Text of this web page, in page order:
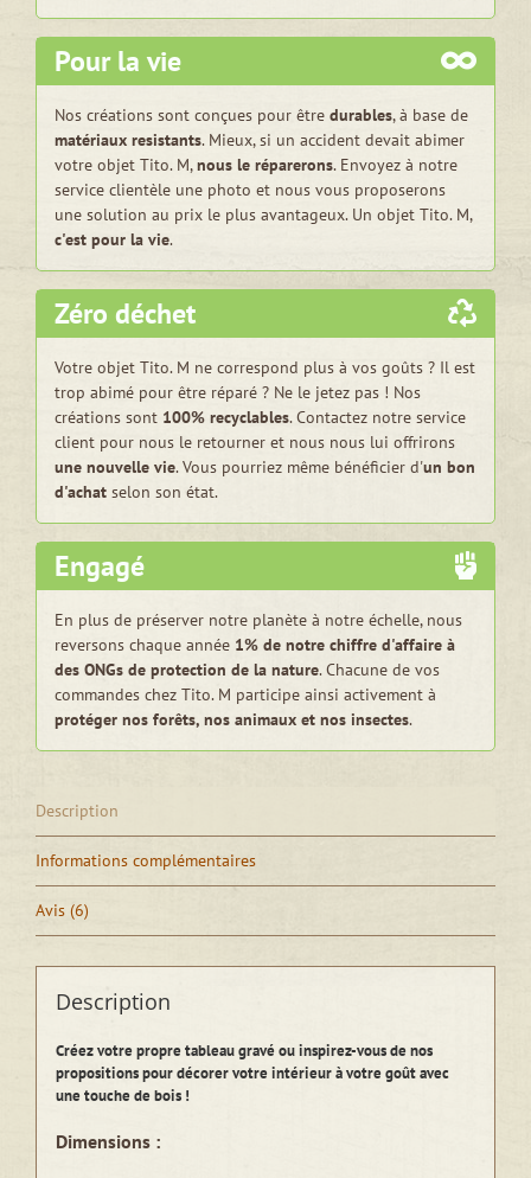
Pour la vie
Nos créations sont conçues pour être durables, à base de
matériaux resistants. Mieux, si un accident devait abimer
votre objet Tito. M,nous le réparerons. Envoyez à notre
service clientèle une photo et nous vous proposerons
une solution au prix le plus avantageux. Un objet Tito. M,
c'est pour la vie.
Zéro déchet
Votre objet Tito. M ne correspond plus à vos goûts ? Il est
trop abimé pour être réparé ? Ne le jetez pas ! Nos
créations sont 100% recyclables. Contactez notre service
client pour nous le retourner et nous nous lui offrirons
une nouvelle vie. Vous pourriez même bénéficier d'un bon
d'achat selon son état.
Engagé
En plus de préserver notre planète à notre échelle, nous
reversons chaque année 1% de notre chiffre d'affaire à
des ONGs de protection de la nature. Chacune de vos
commandes chez Tito. M participe ainsi activement à
protéger nos forêts, nos animaux et nos insectes.
Description
Informations complémentaires
Avis (6)
Description
Créez votre propre tableau gravé ou inspirez-vous de nos
propositions pour décorer votre intérieur à votre goût avec
une touche de bois !
Dimensions :